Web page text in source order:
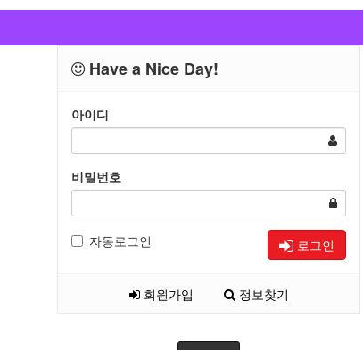
Have a Nice Day!
아이디
비밀번호
자동로그인 로그인
회원가입 정보찾기